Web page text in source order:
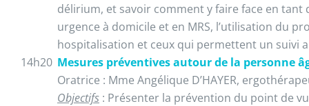
délirium, et savoir comment y faire face en tant
urgence à domicile et en MRS, l’utilisation du
hospitalisation et ceux qui permettent un suivi
14h20 Mesures préventives autour de la personne
Oratrice : Mme Angélique D’HAYER,
Objectifs: Présenter la prévention du point de